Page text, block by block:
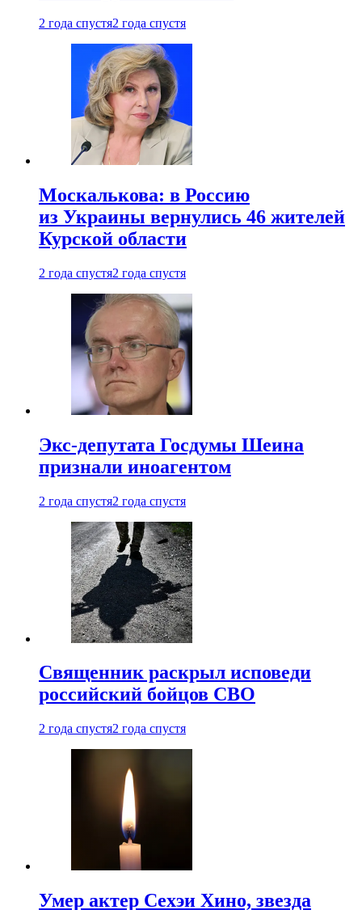
2 года спустя2 года спустя
Москалькова: в Россию
из Украины вернулись 46 жителей
Курской области
2 года спустя2 года спустя
Экс-депутата Госдумы Шеина
признали иноагентом
2 года спустя2 года спустя
Священник раскрыл исповеди
российский бойцов СВО
2 года спустя2 года спустя
Умер актер Сехэи Хино, звезда